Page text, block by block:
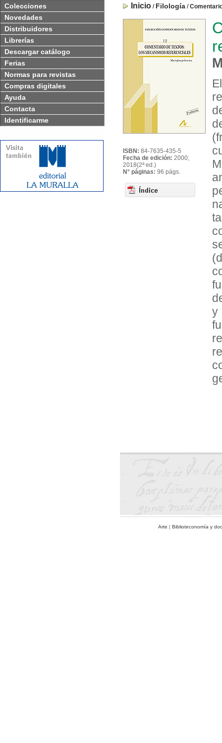
Colecciones
Novedades
Distribuidores
Librerías
Descargar catálogo
Ferias
Normas para revistas
Compras digitales
Ayuda
Contacta
Identificarme
Inicio / Filología /
ISBN: 84-7635-435-5
Fecha de edición: 2000;
2018(2ª ed.)
N° páginas: 96 págs.
y
Arte | Biblioteconomía y